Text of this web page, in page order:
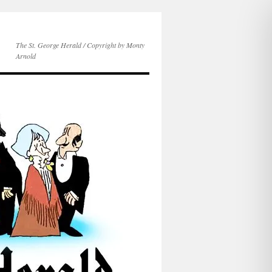
The St. George Herald / Copyright by Monty
Arnold